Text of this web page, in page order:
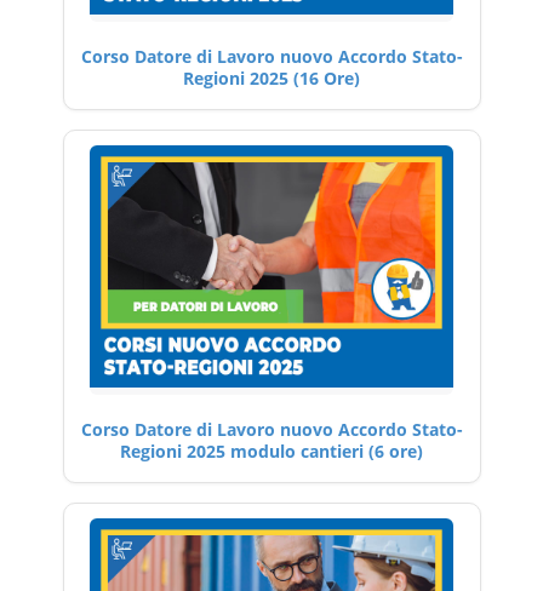
Corso Datore di Lavoro nuovo Accordo Stato-
Regioni 2025 (16 Ore)
Corso Datore di Lavoro nuovo Accordo Stato-
Regioni 2025 modulo cantieri (6 ore)